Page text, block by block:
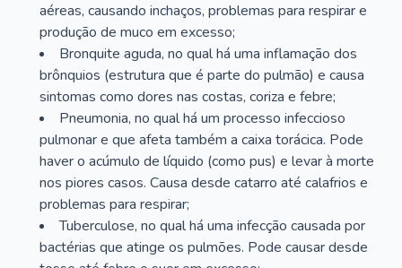
aéreas, causando inchaços, problemas para respirar e
produção de muco em excesso;
Bronquite aguda, no qual há uma inflamação dos
brônquios (estrutura que é parte do pulmão) e causa
sintomas como dores nas costas, coriza e febre;
Pneumonia, no qual há um processo infeccioso
pulmonar e que afeta também a caixa torácica. Pode
haver o acúmulo de líquido (como pus) e levar à morte
nos piores casos. Causa desde catarro até calafrios e
problemas para respirar;
Tuberculose, no qual há uma infecção causada por
bactérias que atinge os pulmões. Pode causar desde